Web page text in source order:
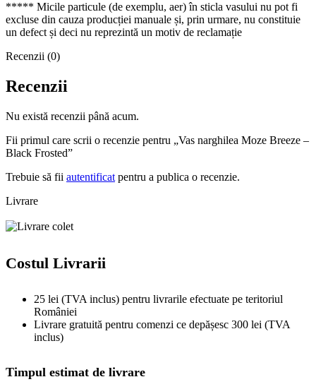
***** Micile particule (de exemplu, aer) în sticla vasului nu pot fi
excluse din cauza producției manuale și, prin urmare, nu constituie
un defect și deci nu reprezintă un motiv de reclamație
Recenzii (0)
Recenzii
Nu există recenzii până acum.
Fii primul care scrii o recenzie pentru „Vas narghilea Moze Breeze –
Black Frosted”
Trebuie să fii autentificat pentru a publica o recenzie.
Livrare
Costul Livrarii
25 lei (TVA inclus) pentru livrarile efectuate pe teritoriul
României
Livrare gratuită pentru comenzi ce depășesc 300 lei (TVA
inclus)
Timpul estimat de livrare